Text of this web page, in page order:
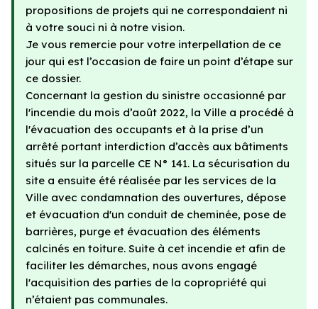
propositions de projets qui ne correspondaient ni
à votre souci ni à notre vision.
Je vous remercie pour votre interpellation de ce
jour qui est l’occasion de faire un point d’étape sur
ce dossier.
Concernant la gestion du sinistre occasionné par
l'incendie du mois d’août 2022, la Ville a procédé à
l'évacuation des occupants et à la prise d’un
arrêté portant interdiction d’accès aux bâtiments
situés sur la parcelle CE N° 141. La sécurisation du
site a ensuite été réalisée par les services de la
Ville avec condamnation des ouvertures, dépose
et évacuation d'un conduit de cheminée, pose de
barrières, purge et évacuation des éléments
calcinés en toiture. Suite à cet incendie et afin de
faciliter les démarches, nous avons engagé
l'acquisition des parties de la copropriété qui
n’étaient pas communales.